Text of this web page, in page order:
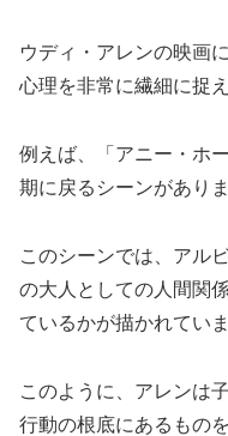
ウディ・アレンの映画
心理を非常に繊細に捉
例えば、「アニー・ホ
期に戻るシーンがありま
このシーンでは、アル
の大人としての人間関
ているかが描かれていま
このように、アレンは
行動の根底にあるもの